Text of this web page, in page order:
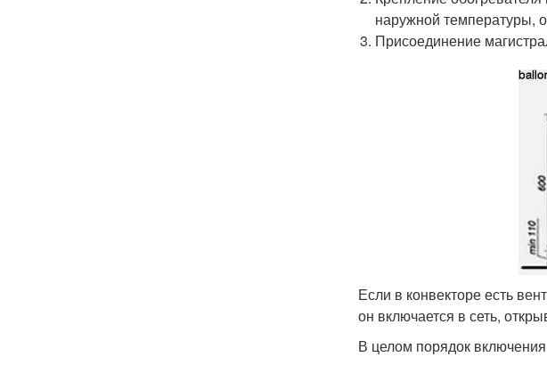
наружной температуры,
Присоединение
Если в конвекторе есть
он включается в сеть,
В целом порядок